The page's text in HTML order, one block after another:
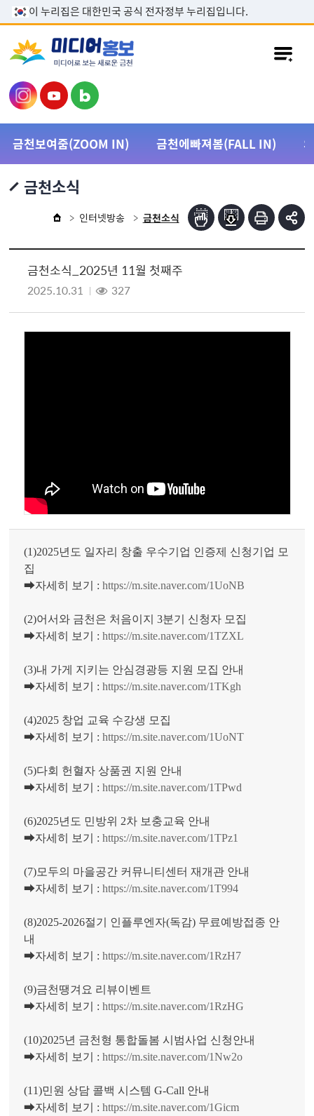
본문 바로가기
이 누리집은 대한민국 공식 전자정부 누리집입니다.
금천보여줌(ZOOM IN) 금천에빠져봄(FALL IN)
금천소식
인터넷방송 금천소식
금천소식_2025년 11월 첫째주
2025.10.31 327
(1)2025년도 일자리 창출 우수기업 인증제 신청기업 모
집
➡자세히 보기 :https://m.site.naver.com/1UoNB
(2)어서와 금천은 처음이지 3분기 신청자 모집
➡자세히 보기 :https://m.site.naver.com/1TZXL
(3)내 가게 지키는 안심경광등 지원 모집 안내
➡자세히 보기 :https://m.site.naver.com/1TKgh
(4)2025 창업 교육 수강생 모집
➡자세히 보기 :https://m.site.naver.com/1UoNT
(5)다회 헌혈자 상품권 지원 안내
➡자세히 보기 :https://m.site.naver.com/1TPwd
(6)2025년도 민방위 2차 보충교육 안내
➡자세히 보기 :https://m.site.naver.com/1TPz1
(7)모두의 마을공간 커뮤니티센터 재개관 안내
➡자세히 보기 :https://m.site.naver.com/1T994
(8)2025-2026절기 인플루엔자(독감) 무료예방접종 안
내
➡자세히 보기 :https://m.site.naver.com/1RzH7
(9)금천땡겨요 리뷰이벤트
➡자세히 보기 :https://m.site.naver.com/1RzHG
(10)2025년 금천형 통합돌봄 시범사업 신청안내
➡자세히 보기 :https://m.site.naver.com/1Nw2o
(11)민원 상담 콜백 시스템 G-Call 안내
➡자세히 보기 :https://m.site.naver.com/1Gicm